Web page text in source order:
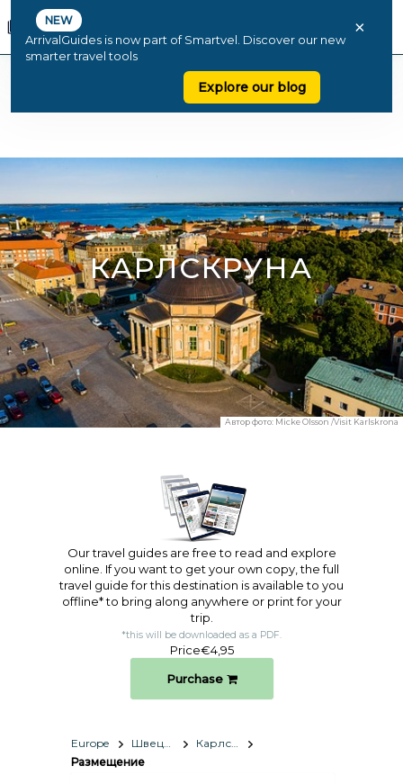
NEW
ArrivalGuides is now part of Smartvel. Discover our new
smarter travel tools
Explore our blog
×
КАРЛСКРУНА
Автор фото: Micke Olsson /Visit Karlskrona
Our travel guides are free to read and explore
online. If you want to get your own copy, the full
travel guide for this destination is available to you
offline* to bring along anywhere or print for your
trip.​
*this will be downloaded as a PDF.
Price€4,95
Purchase
Europe Швеция
Карлскруна
Размещение